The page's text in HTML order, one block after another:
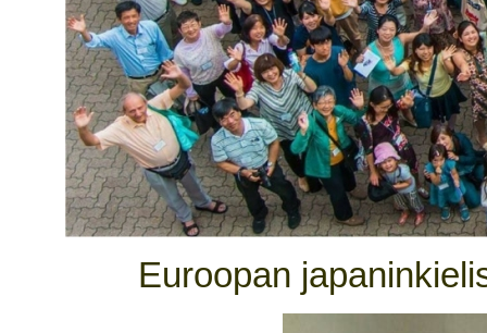
Euroopan